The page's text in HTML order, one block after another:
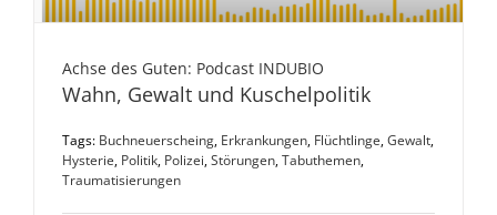
Achse des Guten: Podcast INDUBIO
Wahn, Gewalt und Kuschelpolitik
Tags: Buchneuerscheing, Erkrankungen, Flüchtlinge,Gewalt,
Hysterie, Politik, Polizei,Störungen,Tabuthemen,
Traumatisierungen